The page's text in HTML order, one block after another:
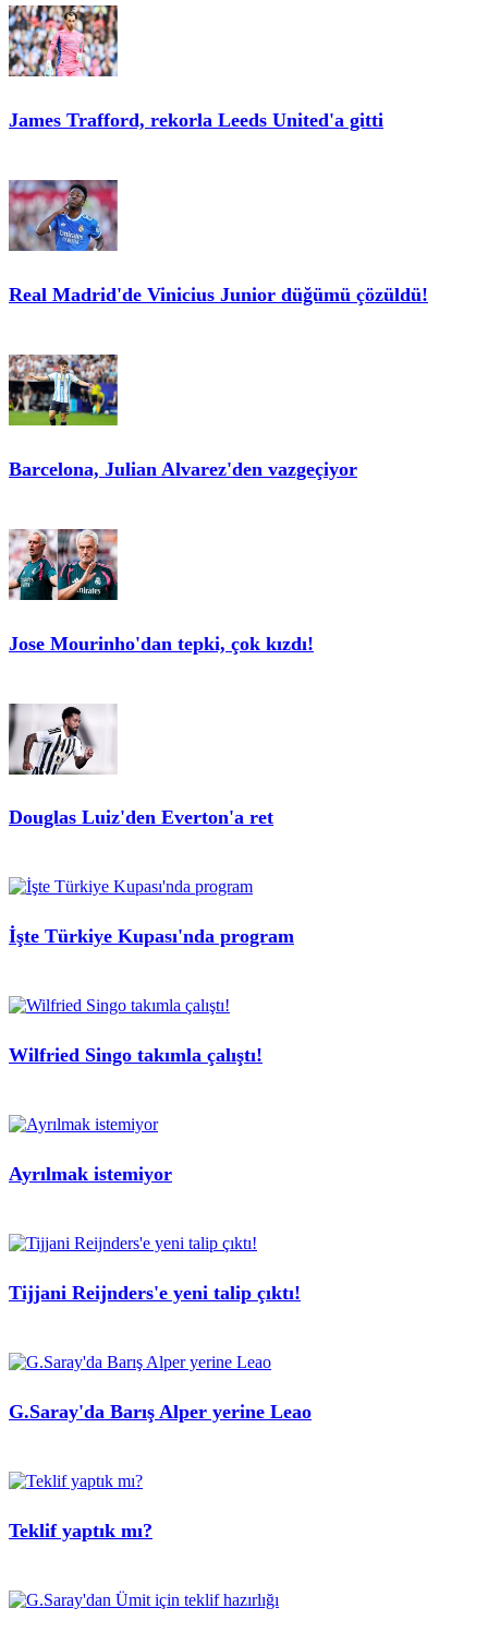
James Trafford, rekorla Leeds United'a gitti
Real Madrid'de Vinicius Junior düğümü çözüldü!
Barcelona, Julian Alvarez'den vazgeçiyor
Jose Mourinho'dan tepki, çok kızdı!
Douglas Luiz'den Everton'a ret
İşte Türkiye Kupası'nda program
Wilfried Singo takımla çalıştı!
Ayrılmak istemiyor
Tijjani Reijnders'e yeni talip çıktı!
G.Saray'da Barış Alper yerine Leao
Teklif yaptık mı?